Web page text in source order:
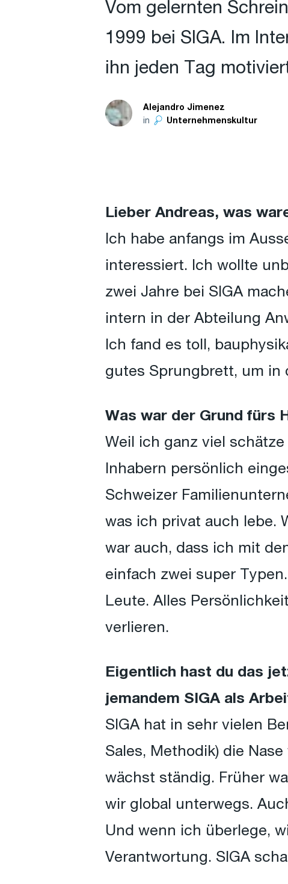
Vom gelernten
1999 bei SIGA. Im
ihn jeden Tag
Alejandro Jimenez
in Unternehmenskultur
Lieber Andreas, was
Ich habe anfangs im
interessiert. Ich wollte
zwei Jahre bei SIGA
intern in der Abteilung
Ich fand es toll,
gutes Sprungbrett, um in
Was war der Grund fürs
Weil ich ganz viel
Inhabern persönlich
Schweizer
was ich privat auch lebe.
war auch, dass ich mit
einfach zwei super
Leute. Alles
verlieren.
Eigentlich hast du das
jemandem SIGA als
SIGA hat in sehr vielen
Sales, Methodik) die
wächst ständig. Früher
wir global unterwegs.
Und wenn ich überlege,
Verantwortung. SIGA